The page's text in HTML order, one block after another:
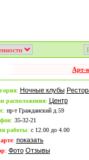
Арт-
: Ночные клубы
расположения: Центр
: пр-т Гражданский д.59
: 35-32-21
работы: с 12.00 до 4.00
: показать
: Фото Отзывы